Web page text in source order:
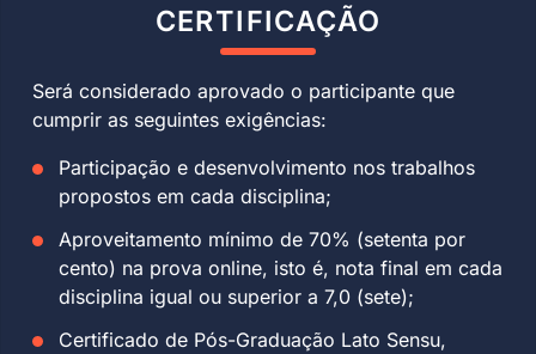
CERTIFICAÇÃO
Será considerado aprovado o participante que
cumprir as seguintes exigências:
Participação e desenvolvimento nos trabalhos
propostos em cada disciplina;
Aproveitamento mínimo de 70% (setenta por
cento) na prova online, isto é, nota final em cada
disciplina igual ou superior a 7,0 (sete);
Certificado de Pós-Graduação Lato Sensu,